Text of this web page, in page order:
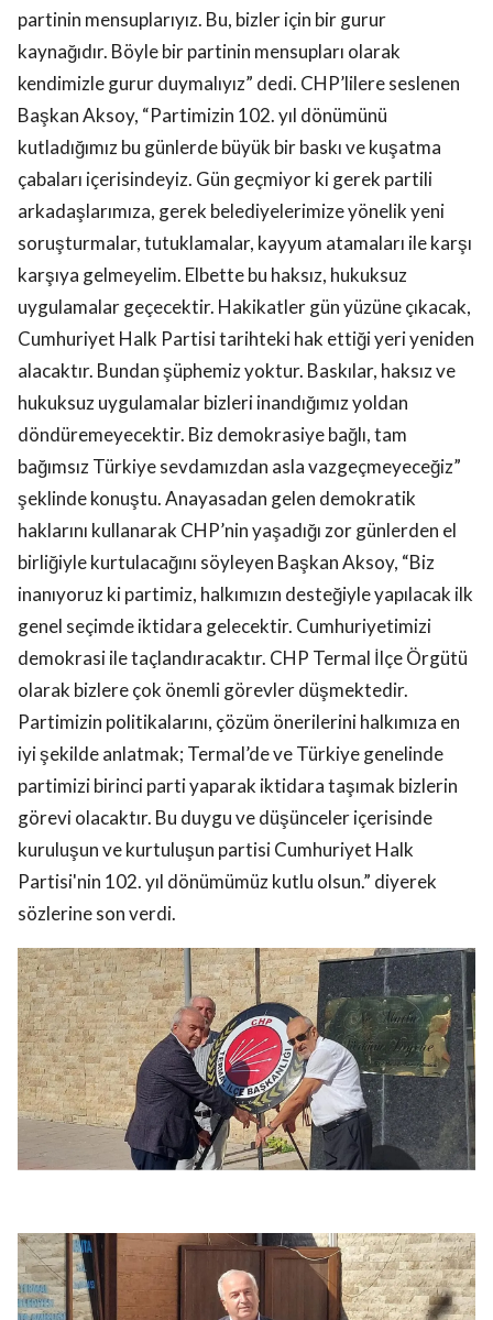
partinin mensuplarıyız. Bu, bizler için bir gurur
kaynağıdır. Böyle bir partinin mensupları olarak
kendimizle gurur duymalıyız” dedi. CHP’lilere seslenen
Başkan Aksoy, “Partimizin 102. yıl dönümünü
kutladığımız bu günlerde büyük bir baskı ve kuşatma
çabaları içerisindeyiz. Gün geçmiyor ki gerek partili
arkadaşlarımıza, gerek belediyelerimize yönelik yeni
soruşturmalar, tutuklamalar, kayyum atamaları ile karşı
karşıya gelmeyelim. Elbette bu haksız, hukuksuz
uygulamalar geçecektir. Hakikatler gün yüzüne çıkacak,
Cumhuriyet Halk Partisi tarihteki hak ettiği yeri yeniden
alacaktır. Bundan şüphemiz yoktur. Baskılar, haksız ve
hukuksuz uygulamalar bizleri inandığımız yoldan
döndüremeyecektir. Biz demokrasiye bağlı, tam
bağımsız Türkiye sevdamızdan asla vazgeçmeyeceğiz”
şeklinde konuştu. Anayasadan gelen demokratik
haklarını kullanarak CHP’nin yaşadığı zor günlerden el
birliğiyle kurtulacağını söyleyen Başkan Aksoy, “Biz
inanıyoruz ki partimiz, halkımızın desteğiyle yapılacak ilk
genel seçimde iktidara gelecektir. Cumhuriyetimizi
demokrasi ile taçlandıracaktır. CHP Termal İlçe Örgütü
olarak bizlere çok önemli görevler düşmektedir.
Partimizin politikalarını, çözüm önerilerini halkımıza en
iyi şekilde anlatmak; Termal’de ve Türkiye genelinde
partimizi birinci parti yaparak iktidara taşımak bizlerin
görevi olacaktır. Bu duygu ve düşünceler içerisinde
kuruluşun ve kurtuluşun partisi Cumhuriyet Halk
Partisi'nin 102. yıl dönümümüz kutlu olsun.” diyerek
sözlerine son verdi.